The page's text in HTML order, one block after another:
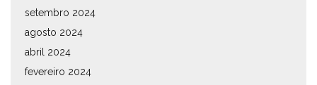
setembro 2024
agosto 2024
abril 2024
fevereiro 2024